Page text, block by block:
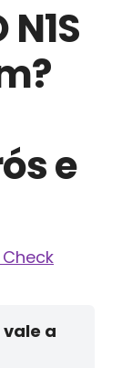
e
vale a